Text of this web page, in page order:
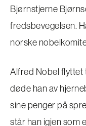
Bjørnstjerne
fredsbevegelsen.
norske
Alfred Nobel flyttet
døde han av
sine penger på
står han igjen som